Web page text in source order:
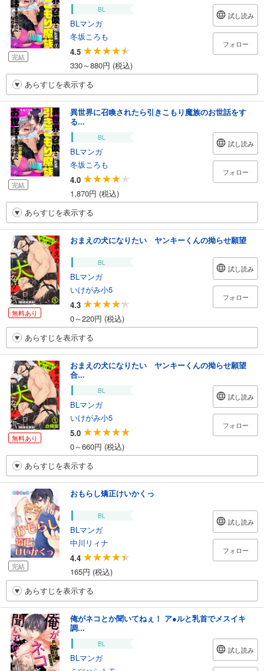
完結
BL
BLマンガ
冬坂ころも
4.5
330～880円 (税込)
試し読み
フォロー
あらすじを表示する
完結
異世界に召喚されたら引きこもり魔族のお世話をす
る...
BL
BLマンガ
冬坂ころも
4.0
1,870円 (税込)
試し読み
フォロー
あらすじを表示する
無料あり
おまえの犬になりたい ヤンキーくんの拗らせ願望
BL
BLマンガ
いけがみ小5
4.3
0～220円 (税込)
試し読み
フォロー
あらすじを表示する
無料あり
おまえの犬になりたい ヤンキーくんの拗らせ願望
合...
BL
BLマンガ
いけがみ小5
5.0
0～660円 (税込)
試し読み
フォロー
あらすじを表示する
完結
おもらし矯正けいかくっ
BL
BLマンガ
中川リィナ
4.4
165円 (税込)
試し読み
フォロー
あらすじを表示する
俺がネコとか聞いてねぇ！ ア●ルと乳首でメスイキ
調...
BL
BLマンガ
試し読み